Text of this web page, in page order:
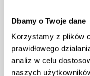
Dbamy o Twoje dane
Korzystamy z plików
prawidłowego
analiz w celu
naszych
Shop
oświadczenie,
towarem. Pamiętaj
zwrotu (wszystkie
regulaminie